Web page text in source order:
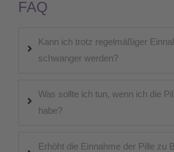
FAQ
Kann ich trotz regelmäßiger
schwanger werden?
Was sollte ich tun, wenn ich die
habe?
Erhöht die Einnahme der Pille zu